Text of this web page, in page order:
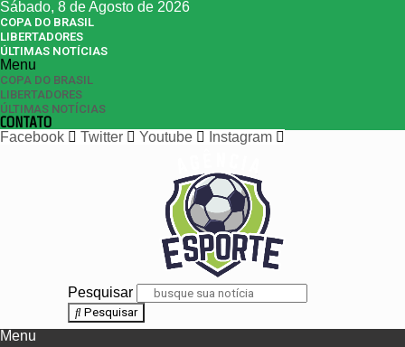
Sábado, 8 de Agosto de 2026
COPA DO BRASIL
LIBERTADORES
ÚLTIMAS NOTÍCIAS
Menu
COPA DO BRASIL
LIBERTADORES
ÚLTIMAS NOTÍCIAS
CONTATO
Facebook
Twitter Youtube Instagram
Pesquisar
Pesquisar
Menu